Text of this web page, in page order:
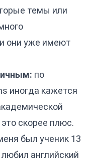
темы или
они уже имеют
по
иногда кажется
скорее плюс.
был ученик 13
английский